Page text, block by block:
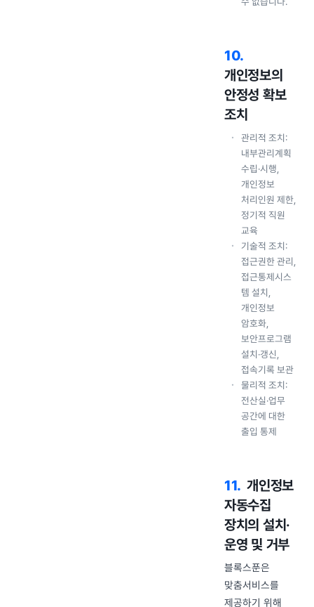
10.
개인정보의
안정성 확보
조치
관리적 조치:
내부관리계획
수립·시행,
개인정보
처리인원 제한,
정기적 직원
교육
기술적 조치:
접근권한 관리,
접근통제시스
템 설치,
개인정보
암호화,
보안프로그램
설치·갱신,
접속기록 보관
물리적 조치:
전산실·업무
공간에 대한
출입 통제
11. 개인정보
자동수집
장치의 설치·
운영 및 거부
블록스푼은
맞춤서비스를
제공하기 위해